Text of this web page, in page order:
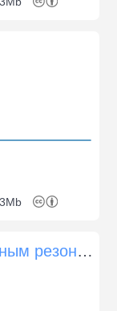
Приемный колокол со странным резонансом